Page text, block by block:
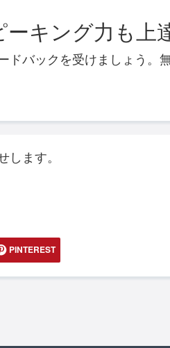
キング力も上
バックを受けましょう。
ます。
PINTEREST